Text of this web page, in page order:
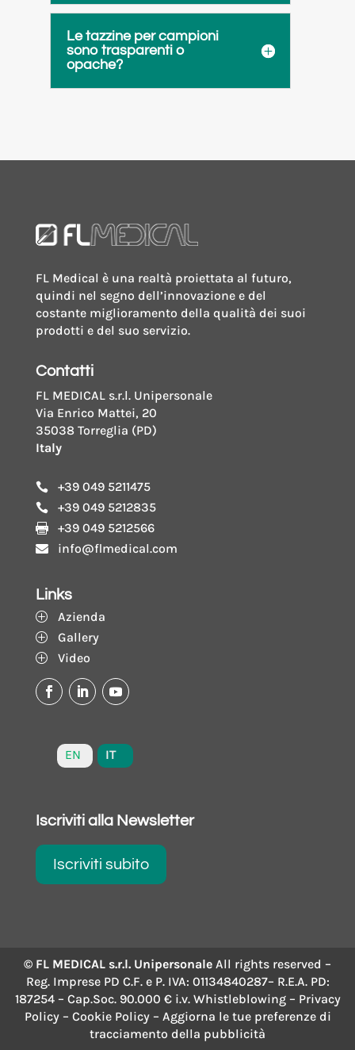
Le tazzine per campioni
sono trasparenti o
opache?
FL Medical è una realtà proiettata al futuro,
quindi nel segno dell’innovazione e del
costante miglioramento della qualità dei suoi
prodotti e del suo servizio.
Contatti
FL MEDICAL s.r.l. Unipersonale
Via Enrico Mattei, 20
35038 Torreglia (PD)
Italy
 +39 049 5211475
 +39 049 5212835
 +39 049 5212566
 info@flmedical.com
Links
P Azienda
P Gallery
P Video
EN IT
Iscriviti alla Newsletter
Iscriviti subito
© FL MEDICAL s.r.l. Unipersonale All rights reserved –
Reg. Imprese PD C.F. e P. IVA: 01134840287– R.E.A. PD:
187254 – Cap.Soc. 90.000 € i.v. Whistleblowing– Privacy
Policy– Cookie Policy – Aggiorna le tue preferenze di
tracciamento della pubblicità